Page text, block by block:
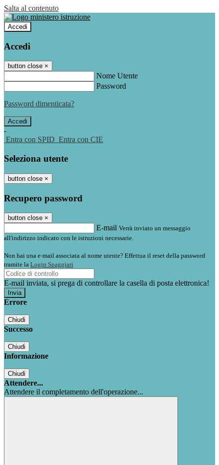
Salta al contenuto
Accedi
Accedi
button close ×
Nome Utente
Password
Password dimenticata?
-
Entra con SPID Entra con CIE
Seleziona utente
button close ×
Recupero password
button close ×
E-mail Verrà inviato un messaggio
all'indirizzo indicato con le istruzioni necessarie.
Non hai una e-mail associata al nome utente? Effettua il reset della password
tramite la Login Spaggiari
E-mail inviata, si prega di controllare la casella di posta elettronica!
Errore
Chiudi
Successo
Chiudi
Informazione
Chiudi
Attendere...
Attendere il completamento dell'operazione...